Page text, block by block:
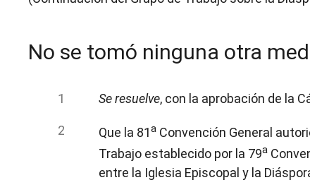
No se tomó ninguna otra
Se resuelve, con la aprobación de la
Que la 81a Convención General
Trabajo establecido por la 79a
entre la Iglesia Episcopal y la